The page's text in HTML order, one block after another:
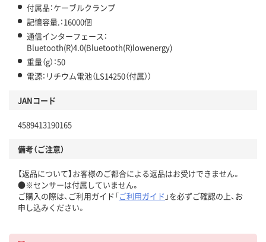
付属品：ケーブルクランプ
記憶容量.：16000個
通信インターフェース：
Bluetooth(R)4.0(Bluetooth(R)lowenergy)
重量（g）：50
電源：リチウム電池（LS14250（付属））
JANコード
4589413190165
備考（ご注意）
【返品について】お客様のご都合による返品はお受けできません。
●※センサーは付属していません。
ご購入の際は、ご利用ガイド「ご利用ガイド 」を必ずご確認の上、お
申し込みください。